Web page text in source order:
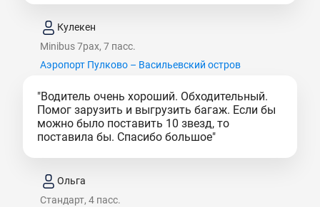
Кулекен
Minibus 7pax, 7 пасс.
Аэропорт Пулково – Васильевский остров
"Водитель очень хороший. Обходительный.
Помог зарузить и выгрузить багаж. Если бы
можно было поставить 10 звезд, то
поставила бы. Спасибо большое"
Ольга
Стандарт, 4 пасс.